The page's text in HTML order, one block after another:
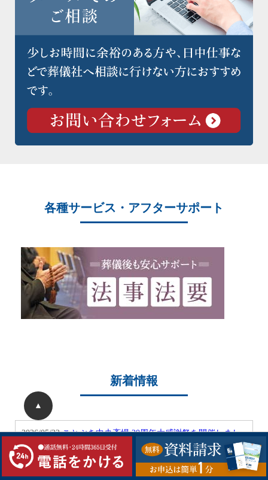
各種サービス・アフターサポート
新着情報
2026/05/22 ことぶき中央斎場 20周年大感謝祭を開催しまし
た
2026/05/04 ことぶき中央斎場 20周年記念大感謝祭開催のお
知らせ
▲